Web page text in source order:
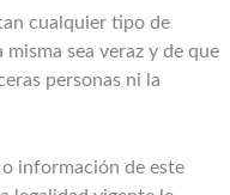
cualquier tipo de
sea veraz y de que
personas ni la
información de este